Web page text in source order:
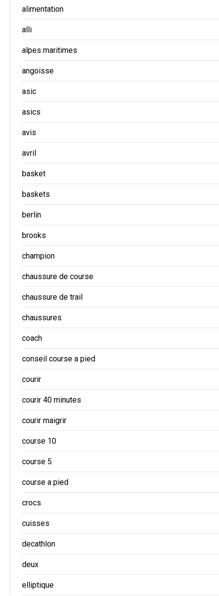
alimentation
alli
alpes maritimes
angoisse
asic
asics
avis
avril
basket
baskets
berlin
brooks
champion
chaussure de course
chaussure de trail
chaussures
coach
conseil course a pied
courir
courir 40 minutes
courir maigrir
course 10
course 5
course a pied
crocs
cuisses
decathlon
deux
elliptique